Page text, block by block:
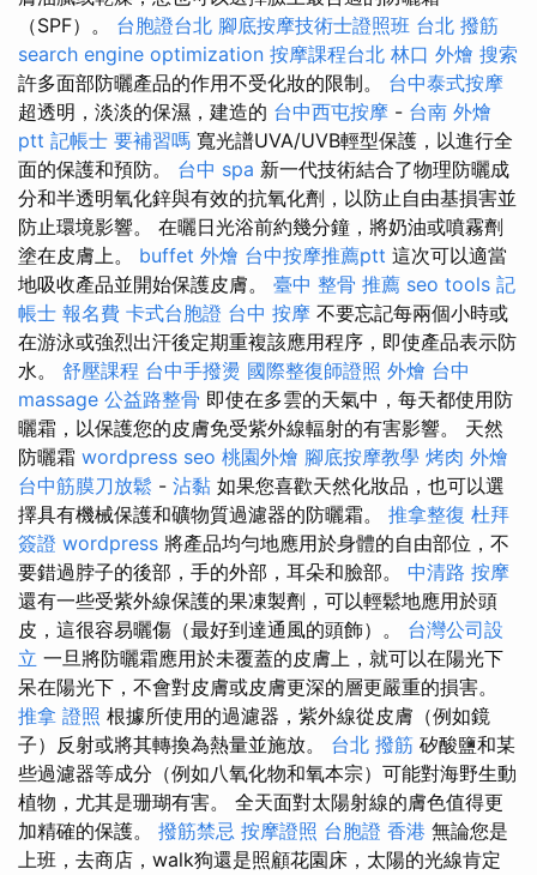
（SPF）。 台胞證台北 腳底按摩技術士證照班 台北 撥筋
search engine optimization 按摩課程台北 林口 外燴 搜索
許多面部防曬產品的作用不受化妝的限制。 台中泰式按摩
超透明，淡淡的保濕，建造的 台中西屯按摩 - 台南 外燴
ptt 記帳士 要補習嗎 寬光譜UVA/UVB輕型保護，以進行全
面的保護和預防。 台中 spa 新一代技術結合了物理防曬成
分和半透明氧化鋅與有效的抗氧化劑，以防止自由基損害並
防止環境影響。 在曬日光浴前約幾分鐘，將奶油或噴霧劑
塗在皮膚上。 buffet 外燴 台中按摩推薦ptt 這次可以適當
地吸收產品並開始保護皮膚。 臺中 整骨 推薦 seo tools 記
帳士 報名費 卡式台胞證 台中 按摩 不要忘記每兩個小時或
在游泳或強烈出汗後定期重複該應用程序，即使產品表示防
水。 舒壓課程 台中手撥燙 國際整復師證照 外燴 台中
massage 公益路整骨 即使在多雲的天氣中，每天都使用防
曬霜，以保護您的皮膚免受紫外線輻射的有害影響。 天然
防曬霜 wordpress seo 桃園外燴 腳底按摩教學 烤肉 外燴
台中筋膜刀放鬆 - 沾黏 如果您喜歡天然化妝品，也可以選
擇具有機械保護和礦物質過濾器的防曬霜。 推拿整復 杜拜
簽證 wordpress 將產品均勻地應用於身體的自由部位，不
要錯過脖子的後部，手的外部，耳朵和臉部。 中清路 按摩
還有一些受紫外線保護的果凍製劑，可以輕鬆地應用於頭
皮，這很容易曬傷（最好到達通風的頭飾）。 台灣公司設
立 一旦將防曬霜應用於未覆蓋的皮膚上，就可以在陽光下
呆在陽光下，不會對皮膚或皮膚更深的層更嚴重的損害。
推拿 證照 根據所使用的過濾器，紫外線從皮膚（例如鏡
子）反射或將其轉換為熱量並施放。 台北 撥筋 矽酸鹽和某
些過濾器等成分（例如八氧化物和氧本宗）可能對海野生動
植物，尤其是珊瑚有害。 全天面對太陽射線的膚色值得更
加精確的保護。 撥筋禁忌 按摩證照 台胞證 香港 無論您是
上班，去商店，walk狗還是照顧花園床，太陽的光線肯定